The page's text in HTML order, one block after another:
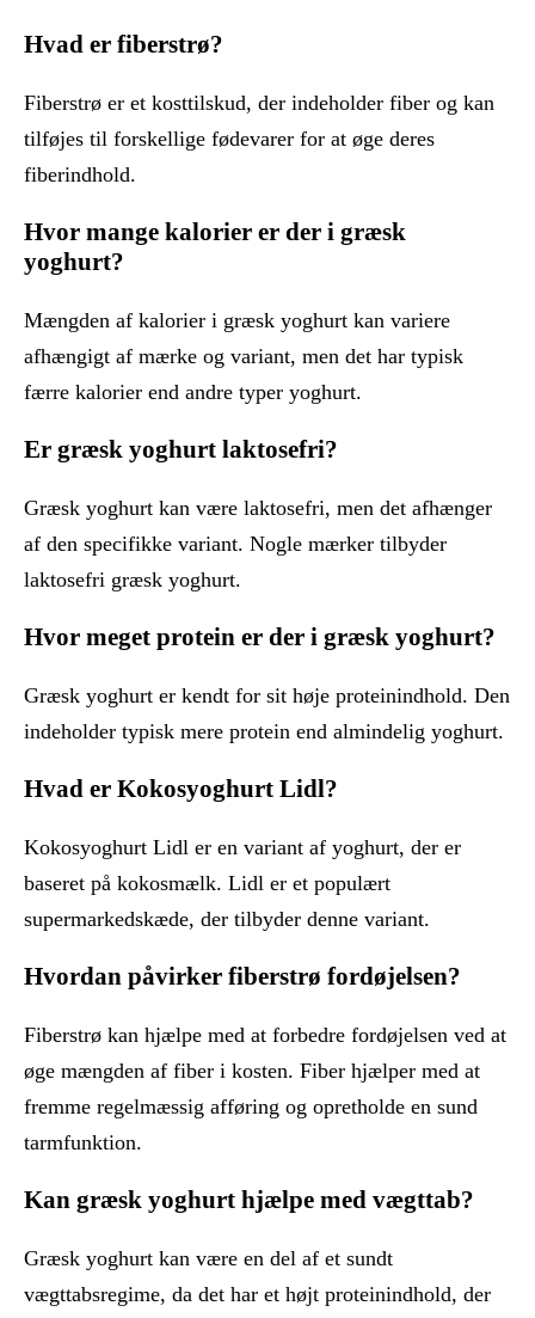
Hvad er fiberstrø?
Fiberstrø er et kosttilskud, der indeholder fiber og kan
tilføjes til forskellige fødevarer for at øge deres
fiberindhold.
Hvor mange kalorier er der i græsk
yoghurt?
Mængden af kalorier i græsk yoghurt kan variere
afhængigt af mærke og variant, men det har typisk
færre kalorier end andre typer yoghurt.
Er græsk yoghurt laktosefri?
Græsk yoghurt kan være laktosefri, men det afhænger
af den specifikke variant. Nogle mærker tilbyder
laktosefri græsk yoghurt.
Hvor meget protein er der i græsk yoghurt?
Græsk yoghurt er kendt for sit høje proteinindhold. Den
indeholder typisk mere protein end almindelig yoghurt.
Hvad er Kokosyoghurt Lidl?
Kokosyoghurt Lidl er en variant af yoghurt, der er
baseret på kokosmælk. Lidl er et populært
supermarkedskæde, der tilbyder denne variant.
Hvordan påvirker fiberstrø fordøjelsen?
Fiberstrø kan hjælpe med at forbedre fordøjelsen ved at
øge mængden af ​​fiber i kosten. Fiber hjælper med at
fremme regelmæssig afføring og opretholde en sund
tarmfunktion.
Kan græsk yoghurt hjælpe med vægttab?
Græsk yoghurt kan være en del af et sundt
vægttabsregime, da det har et højt proteinindhold, der